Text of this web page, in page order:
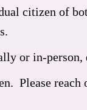
citizen of
or in-
Please